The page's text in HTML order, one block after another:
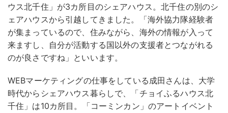
ウス北千住」が3カ所目のシェアハウス。北千住の別のシ
ェアハウスから引越してきました。「海外協力隊経験者
が集まっているので、住みながら、海外の情報が入って
来ますし、自分が活動する国以外の支援者とつながれる
のが良さですね」といいます。
WEBマーケティングの仕事をしている成田さんは、大学
時代からシェアハウス暮らしで、「チョイふるハウス北
千住」は10カ所目。「コーミンカン」のアートイベント